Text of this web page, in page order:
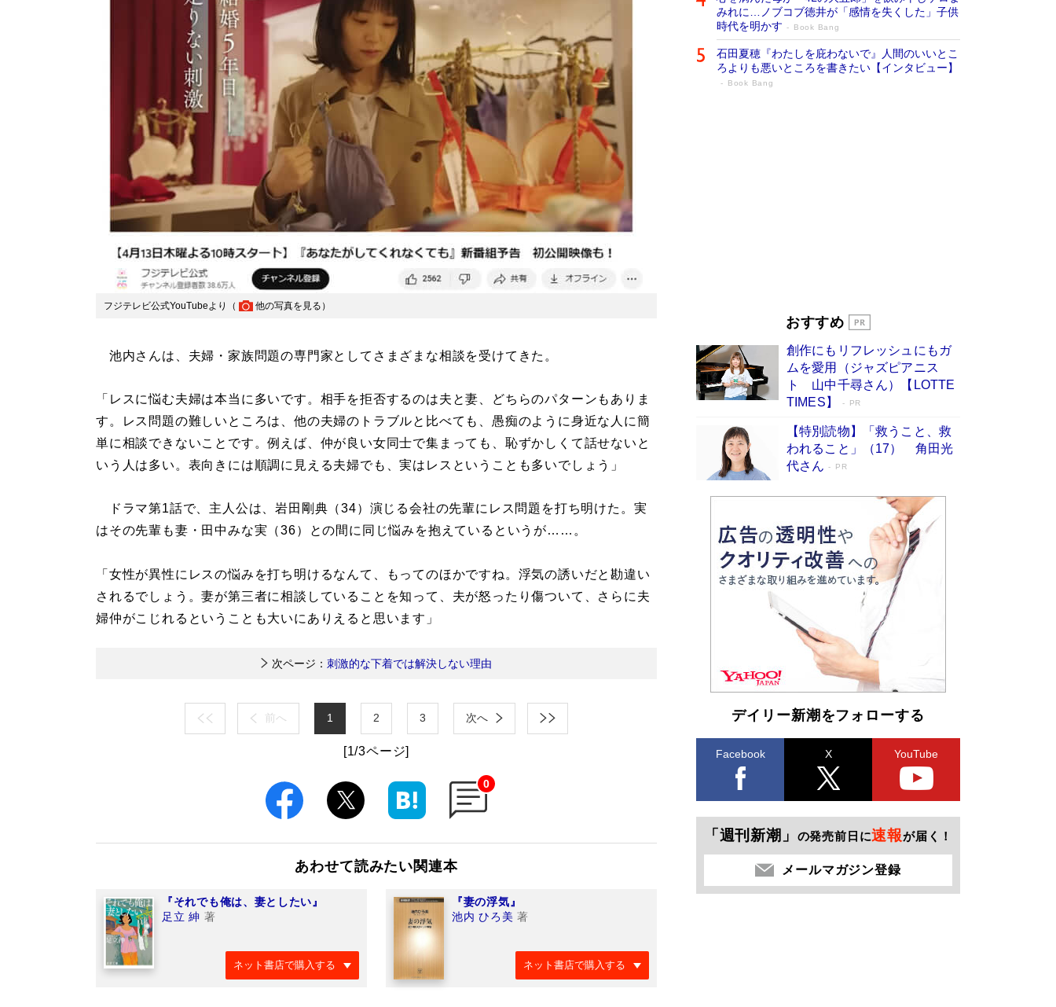
フジテレビ公式YouTubeより（ 他の写真を見る ）
池内さんは、夫婦・家族問題の専門家としてさまざまな相談を受けてきた。
「レスに悩む夫婦は本当に多いです。相手を拒否するのは夫と妻、どちらのパターンもありま
す。レス問題の難しいところは、他の夫婦のトラブルと比べても、愚痴のように身近な人に簡
単に相談できないことです。例えば、仲が良い女同士で集まっても、恥ずかしくて話せないと
いう人は多い。表向きには順調に見える夫婦でも、実はレスということも多いでしょう」
ドラマ第1話で、主人公は、岩田剛典（34）演じる会社の先輩にレス問題を打ち明けた。実
はその先輩も妻・田中みな実（36）との間に同じ悩みを抱えているというが……。
「女性が異性にレスの悩みを打ち明けるなんて、もってのほかですね。浮気の誘いだと勘違い
されるでしょう。妻が第三者に相談していることを知って、夫が怒ったり傷ついて、さらに夫
婦仲がこじれるということも大いにありえると思います」
次ページ： 刺激的な下着では解決しない理由
前へ 1 2 3 次へ
[1/3ページ]
0
あわせて読みたい関連本
『それでも俺は、妻としたい』
足立 紳 著
ネット書店で購入する
『妻の浮気』
池内 ひろ美 著
ネット書店で購入する
みれに…ノブコブ徳井が「感情を失くした」子供
時代を明かす
Book Bang
石田夏穂『わたしを庇わないで』人間のいいとこ
ろよりも悪いところを書きたい【インタビュー】
Book Bang
開発への関心を押し上げた18年の物語に幕 特装
Book Bang
「不意に涙が出そうに…」高嶋政伸が明かし
た“13歳の娘を暴行する役”への葛藤 インティマ
シーコーディネーターに支えられたNHK『大奥』
Book Bang
おすすめ
創作にもリフレッシュにもガ
ムを愛用（ジャズピアニス
ト 山中千尋さん）【LOTTE
TIMES】
PR
【特別読物】「救うこと、救
われること」（17） 角田光
代さん
PR
デイリー新潮をフォローする
Facebook X YouTube
「週刊新潮」 の発売前日に速報が届く！
メールマガジン登録